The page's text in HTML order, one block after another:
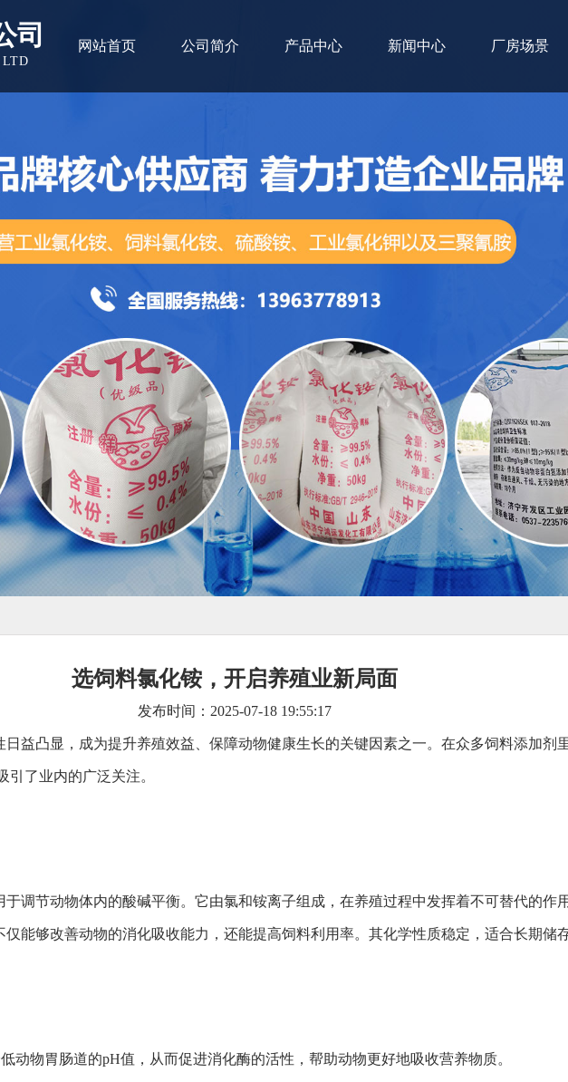
司
LTD
网站首页 公司简介 产品中心 新闻中心 厂房场景
选饲料氯化铵，开启养殖业新局面
发布时间：2025-07-18 19:55:17
益凸显，成为提升养殖效益、保障动物健康生长的关键因素之一。在众多饲料添加剂
了业内的广泛关注。
调节动物体内的酸碱平衡。它由氯和铵离子组成，在养殖过程中发挥着不可替代的作用
能够改善动物的消化吸收能力，还能提高饲料利用率。其化学性质稳定，适合长期储
动物胃肠道的pH值，从而促进消化酶的活性，帮助动物更好地吸收营养物质。